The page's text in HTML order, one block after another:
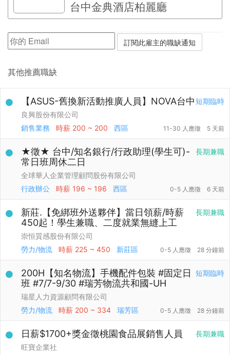
台中金典酒店柏麗廳
其他推薦職缺
短期臨時
【ASUS-舊換新活動推廣人員】NOVA台中
良興股份有限公司
銷售業務
時薪 200 ~ 200 西區 11-30 人應徵 5 天前
長期兼職
★徵★ 台中/知名銀行/行政助理(學生可)-
常日班周休二日
全球華人企業管理顧問股份有限公司
行政辦公
時薪 196 ~ 196 西區 0-5 人應徵 6 天前
長期兼職
新莊.【免綁班外送夥伴】當日領薪/時薪
450起！學生兼職、二度就業無縫上工
崇恒質感股份有限公司
勞力/物流
時薪 225 ~ 450 新莊區 0-5 人應徵 28 分鐘前
短期臨時
200H【知名物流】手機配件包裝 #固定日
班 #7/7-9/30 #瑞芳物流共和國-UH
瑞星人力資源顧問有限公司
勞力/物流
時薪 200 ~ 334 瑞芳區 0-5 人應徵 28 分鐘前
長期兼職
日薪$1700+獎金徵桃園食品展銷售人員
旺寶企業社